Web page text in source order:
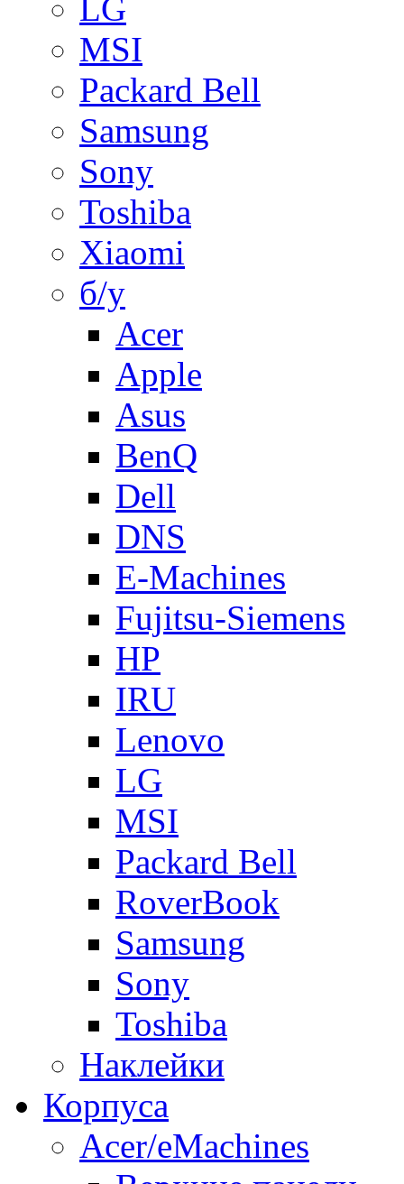
LG
MSI
Packard Bell
Samsung
Sony
Toshiba
Xiaomi
б/у
Acer
Apple
Asus
BenQ
Dell
DNS
E-Machines
Fujitsu-Siemens
HP
IRU
Lenovo
LG
MSI
Packard Bell
RoverBook
Samsung
Sony
Toshiba
Наклейки
Корпуса
Acer/eMachines